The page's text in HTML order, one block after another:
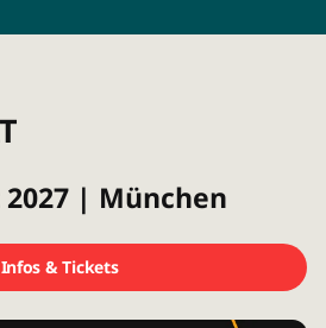
2027 | München
Infos & Tickets